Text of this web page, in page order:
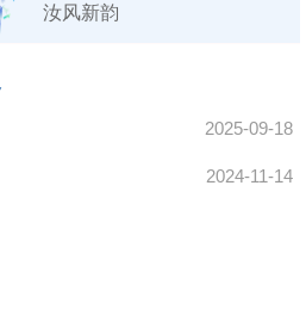
汝风新韵
2025-09-18
2024-11-14